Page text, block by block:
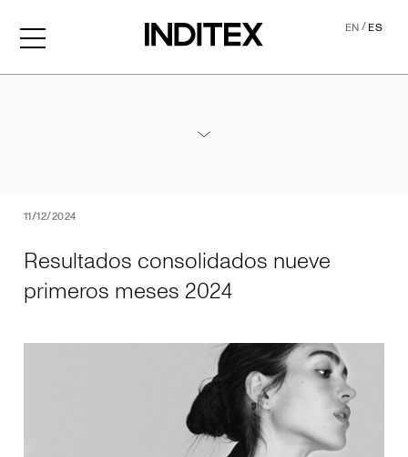
EN/ES
11/12/2024
Resultados consolidados nueve
primeros meses 2024